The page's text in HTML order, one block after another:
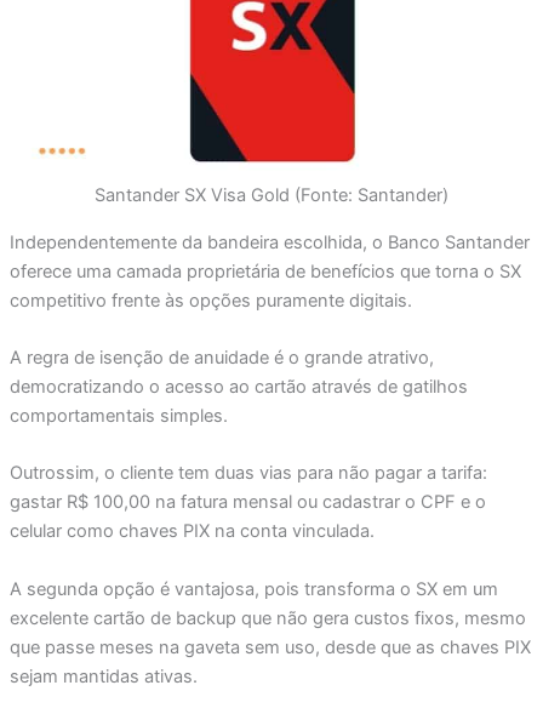
Santander SX Visa Gold (Fonte: Santander)
Independentemente da bandeira escolhida, o Banco Santander
oferece uma camada proprietária de benefícios que torna o SX
competitivo frente às opções puramente digitais.
A regra de isenção de anuidade é o grande atrativo,
democratizando o acesso ao cartão através de gatilhos
comportamentais simples.
Outrossim, o cliente tem duas vias para não pagar a tarifa:
gastar R$ 100,00 na fatura mensal ou cadastrar o CPF e o
celular como chaves PIX na conta vinculada.
A segunda opção é vantajosa, pois transforma o SX em um
excelente cartão de backup que não gera custos fixos, mesmo
que passe meses na gaveta sem uso, desde que as chaves PIX
sejam mantidas ativas.